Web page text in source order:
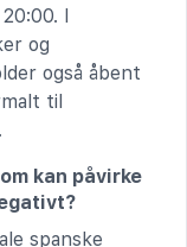
I
og
også åbent
til
kan påvirke
spanske